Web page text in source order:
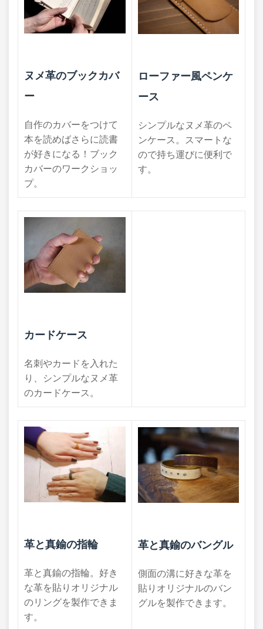
ヌメ革のブックカバ
ー
自作のカバーをつけて
本を読めばさらに読書
が好きになる！ブック
カバーのワークショッ
プ。
ローファー風ペンケ
ース
シンプルなヌメ革のペ
ンケース。スマートな
ので持ち運びに便利で
す。
カードケース
名刺やカードを入れた
り、シンプルなヌメ革
のカードケース。
革と真鍮の指輪
革と真鍮の指輪。好き
な革を貼りオリジナル
のリングを製作できま
す。
革と真鍮のバングル
側面の溝に好きな革を
貼りオリジナルのバン
グルを製作できます。​